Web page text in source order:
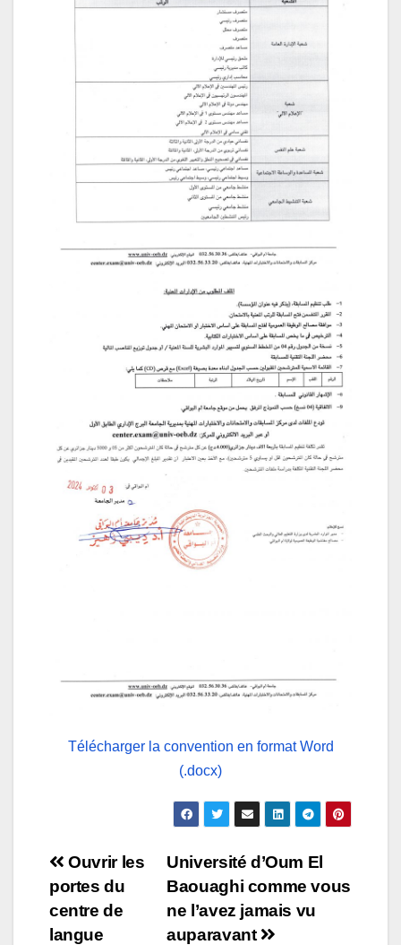
Télécharger la convention en format Word
(.docx)
Navigation
de
Université d’Oum El
Baouaghi comme vous
ne l’avez jamais vu
auparavant
Ouvrir les
portes du
centre de
langue